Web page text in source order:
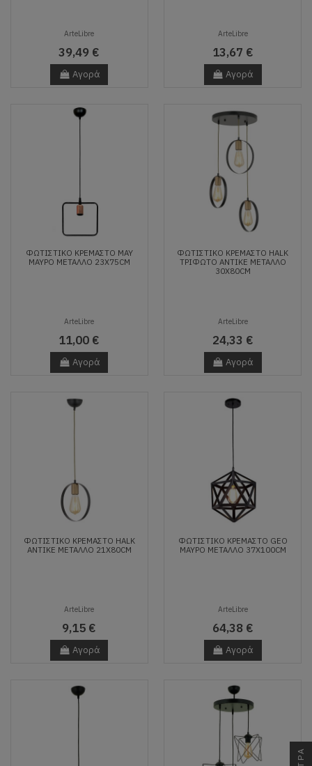
ArteLibre
39,49 €
Αγορά
ArteLibre
13,67 €
Αγορά
ΦΩΤΙΣΤΙΚΌ ΚΡΕΜΑΣΤΌ MAY
ΜΑΎΡΟ ΜΈΤΑΛΛΟ 23X75CM
ArteLibre
11,00 €
Αγορά
ΦΩΤΙΣΤΙΚΌ ΚΡΕΜΑΣΤΌ HALK
ΤΡΊΦΩΤΟ ΑΝΤΙΚΈ ΜΈΤΑΛΛΟ
30X80CM
ArteLibre
24,33 €
Αγορά
ΦΩΤΙΣΤΙΚΌ ΚΡΕΜΑΣΤΌ HALK
ΑΝΤΙΚΈ ΜΈΤΑΛΛΟ 21X80CM
ArteLibre
9,15 €
Αγορά
ΦΩΤΙΣΤΙΚΌ ΚΡΕΜΑΣΤΌ GEO
ΜΑΎΡΟ ΜΈΤΑΛΛΟ 37X100CM
ArteLibre
64,38 €
Αγορά